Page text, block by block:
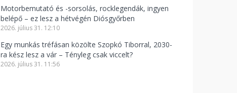
Motorbemutató és -sorsolás, rocklegendák, ingyen
belépő – ez lesz a hétvégén Diósgyőrben
2026. július 31. 12:10
Egy munkás tréfásan közölte Szopkó Tiborral, 2030-
ra kész lesz a vár – Tényleg csak viccelt?
2026. július 31. 11:56